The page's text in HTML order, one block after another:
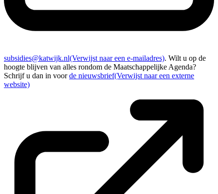
subsidies@katwijk.nl(Verwijst naar een e-mailadres). Wilt u op de
hoogte blijven van alles rondom de Maatschappelijke Agenda?
Schrijf u dan in voorde nieuwsbrief(Verwijst naar een externe
website)